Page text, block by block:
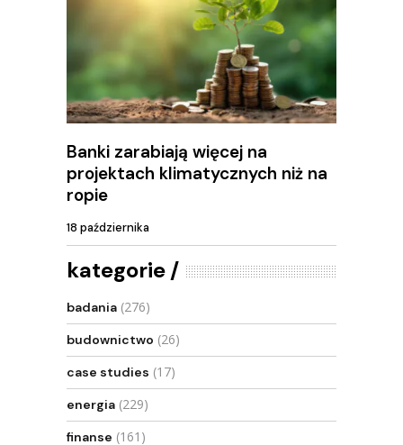
Banki zarabiają więcej na
projektach klimatycznych niż na
ropie
18 października
kategorie
badania (276)
budownictwo (26)
case studies (17)
energia (229)
finanse (161)